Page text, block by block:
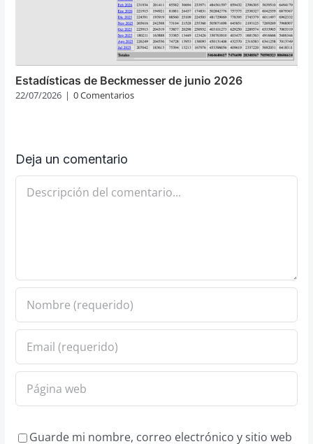
Estadísticas de Beckmesser de junio 2026
22/07/2026 | 0 Comentarios
Deja un comentario
Comentario
Guarde mi nombre, correo electrónico y sitio web